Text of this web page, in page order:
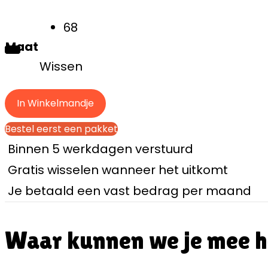
Maat
68
Wissen
In Winkelmandje
Bestel eerst een pakket
Binnen 5 werkdagen verstuurd
Gratis wisselen wanneer het uitkomt
Je betaald een vast bedrag per maand
Waar kunnen we je mee